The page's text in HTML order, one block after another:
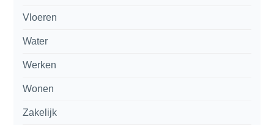
Vloeren
Water
Werken
Wonen
Zakelijk